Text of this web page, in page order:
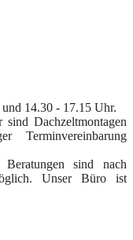
14.30 - 17.15 Uhr.
Dachzeltmontagen
Terminvereinbarung
Beratungen sind nach
Unser Büro ist